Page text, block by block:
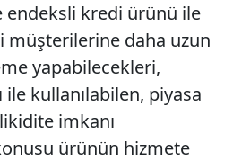
endeksli kredi ürünü ile
müşterilerine daha uzun
yapabilecekleri,
kullanılabilen, piyasa
imkanı
ürünün hizmete